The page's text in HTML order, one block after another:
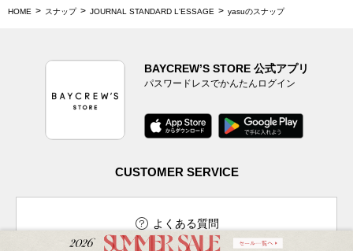
HOME スナップ JOURNAL STANDARD L'ESSAGE yasuのスナップ
BAYCREW’S STORE 公式アプリ
パスワードレスでかんたんログイン
CUSTOMER SERVICE
よくある質問